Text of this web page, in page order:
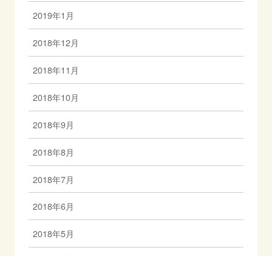
2019年1月
2018年12月
2018年11月
2018年10月
2018年9月
2018年8月
2018年7月
2018年6月
2018年5月